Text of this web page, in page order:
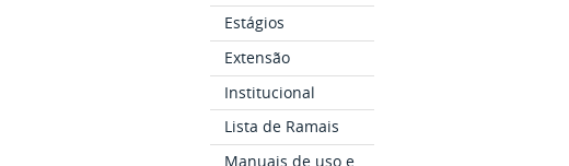
Estágios
Extensão
Institucional
Lista de Ramais
Manuais de uso e